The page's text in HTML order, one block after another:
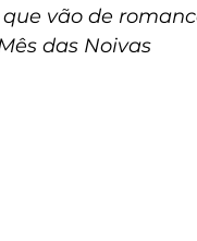
que vão de
das Noivas